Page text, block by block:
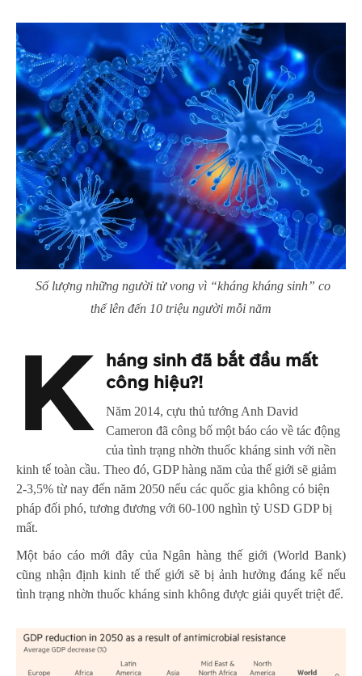
Số lượng những người tử vong vì “kháng kháng sinh” co
thể lên đến 10 triệu người mỗi năm
K
háng sinh đã bắt đầu mất
công hiệu?!
Năm 2014, cựu thủ tướng Anh David
Cameron đã công bố một báo cáo về tác động
của tình trạng nhờn thuốc kháng sinh với nền
kinh tế toàn cầu. Theo đó, GDP hàng năm của thế giới sẽ giảm
2-3,5% từ nay đến năm 2050 nếu các quốc gia không có biện
pháp đối phó, tương đương với 60-100 nghìn tỷ USD GDP bị
mất.
Một báo cáo mới đây của Ngân hàng thế giới (World Bank)
cũng nhận định kinh tế thế giới sẽ bị ảnh hưởng đáng kể nếu
tình trạng nhờn thuốc kháng sinh không được giải quyết triệt để.